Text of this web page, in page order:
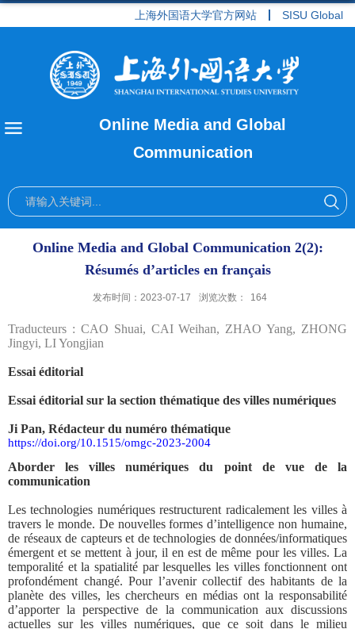
上海外国语大学官方网站 SISU Global
Online Media and Global
Communication
Online Media and Global Communication 2(2):
Résumés d’articles en français
发布时间：2023-07-17 浏览次数： 164
Traducteurs : CAO Shuai, CAI Weihan, ZHAO Yang, ZHONG
Jingyi, LI Yongjian
Essai éditorial
Essai éditorial sur la section thématique des villes numériques
Ji Pan, Rédacteur du numéro thématique
https://doi.org/10.1515/omgc-2023-2004
Aborder les villes numériques du point de vue de la
communication
Les technologies numériques restructurent radicalement les villes à
travers le monde. De nouvelles formes d’intelligence non humaine,
de réseaux de capteurs et de technologies de données/informatiques
émergent et se mettent à jour, il en est de même pour les villes. La
temporalité et la spatialité par lesquelles les villes fonctionnent ont
profondément changé. Pour l’avenir collectif des habitants de la
planète des villes, les chercheurs en médias ont la responsabilité
d’apporter la perspective de la communication aux discussions
actuelles sur les villes numériques, que ce soit dans le milieu